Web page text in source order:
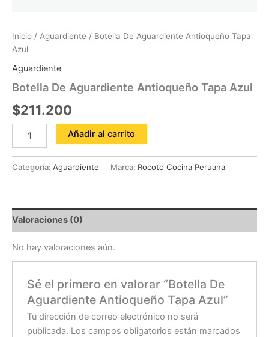
Inicio / Aguardiente / Botella De Aguardiente Antioqueño Tapa
Azul
Aguardiente
Botella De Aguardiente Antioqueño Tapa Azul
$211.200
Añadir al carrito
Categoría: Aguardiente Marca: Rocoto Cocina Peruana
Valoraciones (0)
No hay valoraciones aún.
Sé el primero en valorar “Botella De
Aguardiente Antioqueño Tapa Azul”
Tu dirección de correo electrónico no será
publicada. Los campos obligatorios están marcados